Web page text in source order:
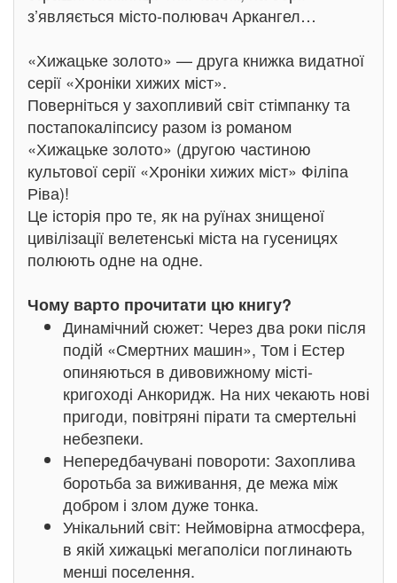
з’являється місто-полювач Аркангел…
«Хижацьке золото» — друга книжка видатної
серії «Хроніки хижих міст».
Поверніться у захопливий світ стімпанку та
постапокаліпсису разом із романом
«Хижацьке золото» (другою частиною
культової серії «Хроніки хижих міст» Філіпа
Ріва)!
Це історія про те, як на руїнах знищеної
цивілізації велетенські міста на гусеницях
полюють одне на одне.
Чому варто прочитати цю книгу?
Динамічний сюжет: Через два роки після
подій «Смертних машин», Том і Естер
опиняються в дивовижному місті-
кригоході Анкоридж. На них чекають нові
пригоди, повітряні пірати та смертельні
небезпеки.
Непередбачувані повороти: Захоплива
боротьба за виживання, де межа між
добром і злом дуже тонка.
Унікальний світ: Неймовірна атмосфера,
в якій хижацькі мегаполіси поглинають
менші поселення.